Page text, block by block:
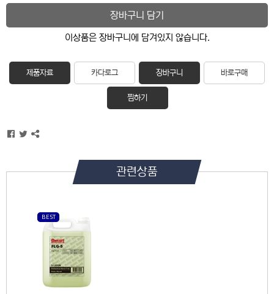
장바구니 담기
이상품은 장바구니에 담겨있지 않습니다.
제품자료 카다로그 장바구니 바로구매
찜하기
관련상품
BEST